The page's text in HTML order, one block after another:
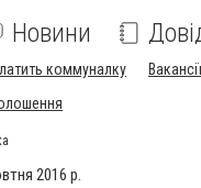
Новини
коммуналку Вакансії
2016 р.